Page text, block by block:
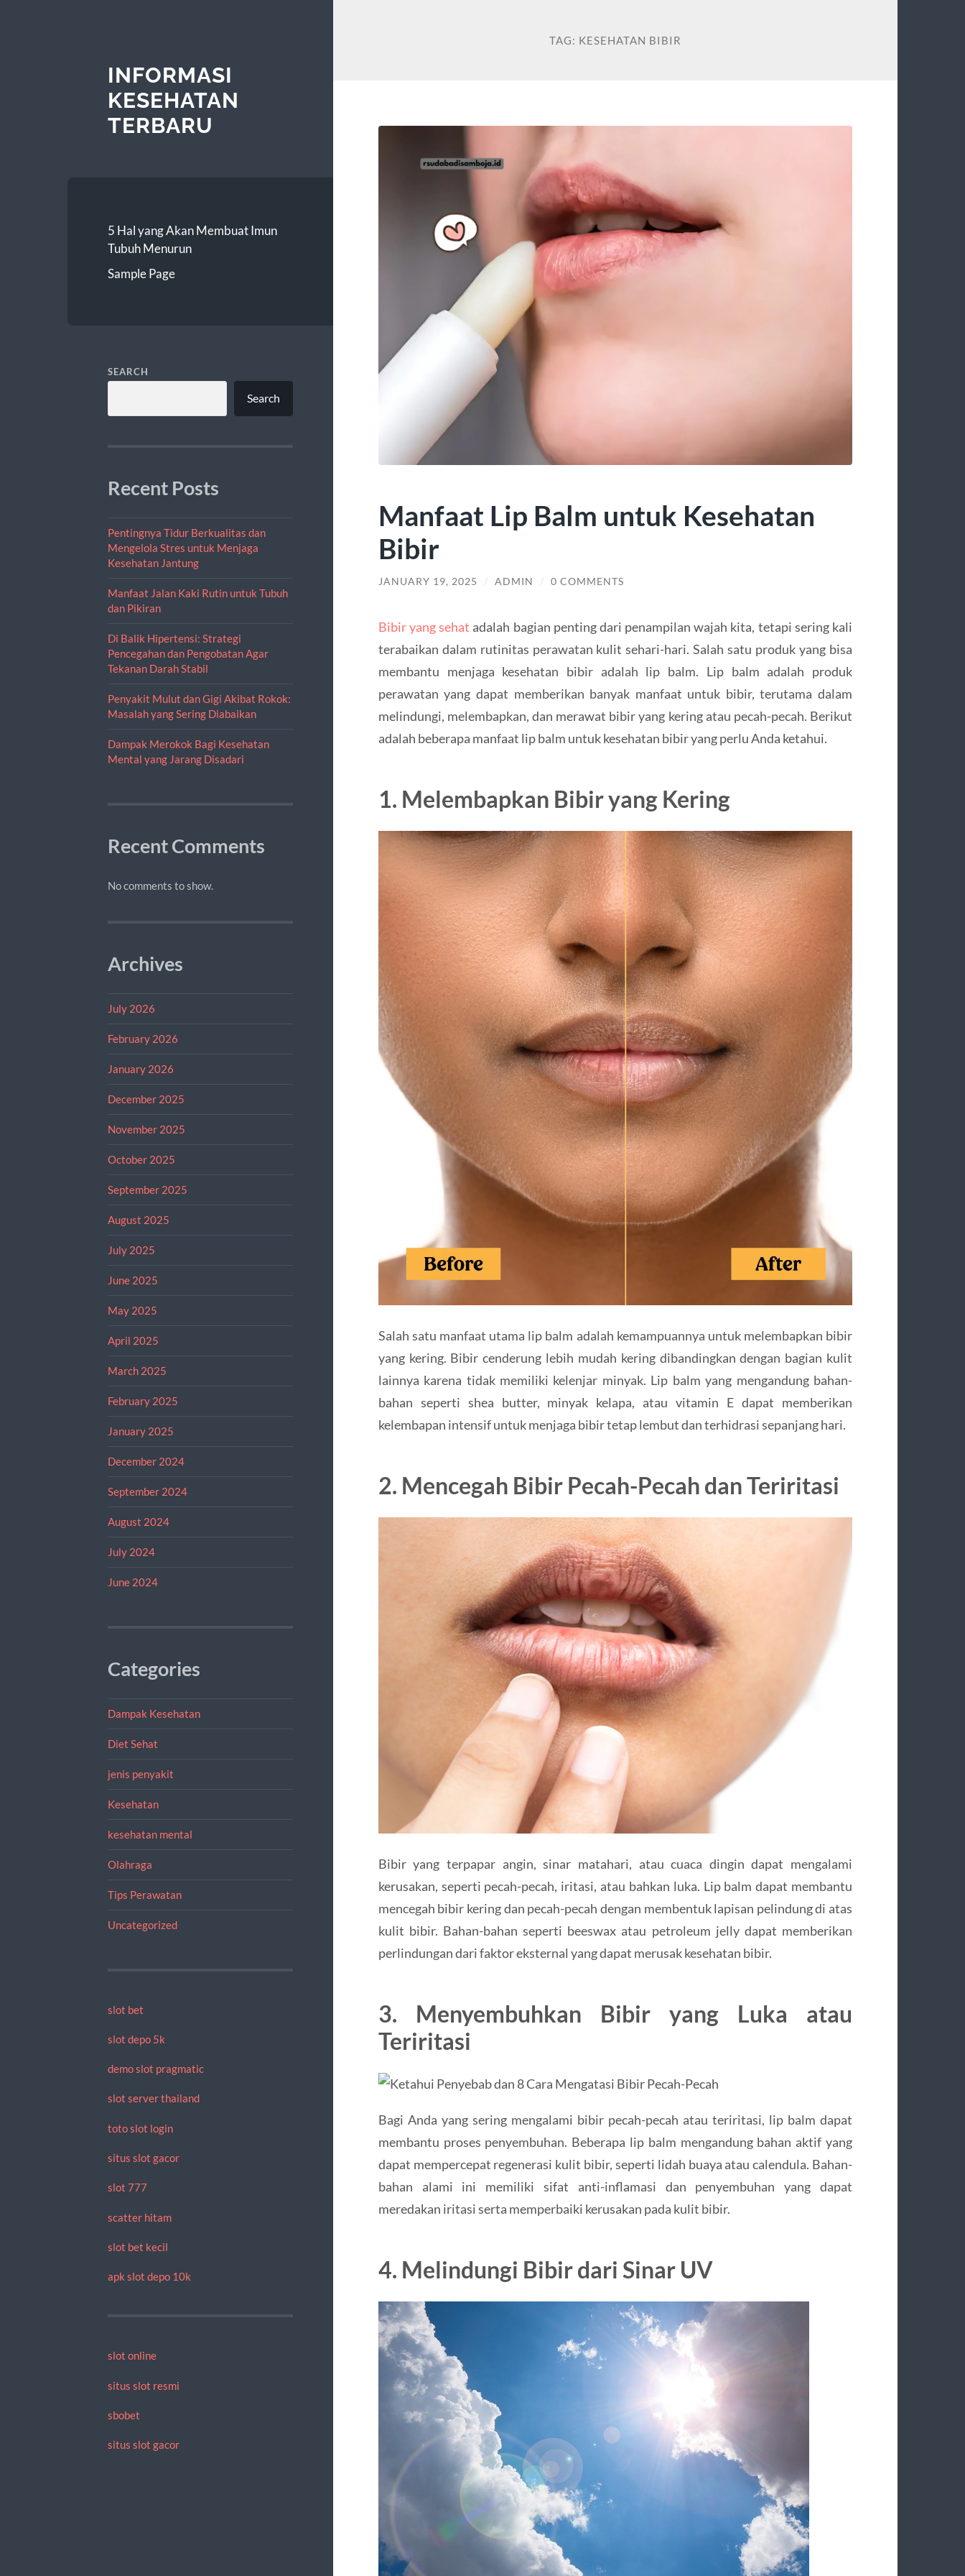
INFORMASI
KESEHATAN
TERBARU
5 Hal yang Akan Membuat Imun
Tubuh Menurun
Sample Page
SEARCH
Search
Recent Posts
Pentingnya Tidur Berkualitas dan
Mengelola Stres untuk Menjaga
Kesehatan Jantung
Manfaat Jalan Kaki Rutin untuk Tubuh
dan Pikiran
Di Balik Hipertensi: Strategi
Pencegahan dan Pengobatan Agar
Tekanan Darah Stabil
Penyakit Mulut dan Gigi Akibat Rokok:
Masalah yang Sering Diabaikan
Dampak Merokok Bagi Kesehatan
Mental yang Jarang Disadari
Recent Comments
No comments to show.
Archives
July 2026
February 2026
January 2026
December 2025
November 2025
October 2025
September 2025
August 2025
July 2025
June 2025
May 2025
April 2025
March 2025
February 2025
January 2025
December 2024
September 2024
August 2024
July 2024
June 2024
Categories
Dampak Kesehatan
Diet Sehat
jenis penyakit
Kesehatan
kesehatan mental
Olahraga
Tips Perawatan
Uncategorized
slot bet
slot depo 5k
demo slot pragmatic
slot server thailand
toto slot login
situs slot gacor
slot 777
scatter hitam
slot bet kecil
apk slot depo 10k
slot online
situs slot resmi
sbobet
situs slot gacor
TAG: KESEHATAN BIBIR
Manfaat Lip Balm untuk Kesehatan
Bibir
JANUARY 19, 2025 / ADMIN / 0 COMMENTS
Bibir yang sehat adalah bagian penting dari penampilan wajah kita, tetapi sering kali
terabaikan dalam rutinitas perawatan kulit sehari-hari. Salah satu produk yang bisa
membantu menjaga kesehatan bibir adalah lip balm. Lip balm adalah produk
perawatan yang dapat memberikan banyak manfaat untuk bibir, terutama dalam
melindungi, melembapkan, dan merawat bibir yang kering atau pecah-pecah. Berikut
adalah beberapa manfaat lip balm untuk kesehatan bibir yang perlu Anda ketahui.
1. Melembapkan Bibir yang Kering
Salah satu manfaat utama lip balm adalah kemampuannya untuk melembapkan bibir
yang kering. Bibir cenderung lebih mudah kering dibandingkan dengan bagian kulit
lainnya karena tidak memiliki kelenjar minyak. Lip balm yang mengandung bahan-
bahan seperti shea butter, minyak kelapa, atau vitamin E dapat memberikan
kelembapan intensif untuk menjaga bibir tetap lembut dan terhidrasi sepanjang hari.
2. Mencegah Bibir Pecah-Pecah dan Teriritasi
Bibir yang terpapar angin, sinar matahari, atau cuaca dingin dapat mengalami
kerusakan, seperti pecah-pecah, iritasi, atau bahkan luka. Lip balm dapat membantu
mencegah bibir kering dan pecah-pecah dengan membentuk lapisan pelindung di atas
kulit bibir. Bahan-bahan seperti beeswax atau petroleum jelly dapat memberikan
perlindungan dari faktor eksternal yang dapat merusak kesehatan bibir.
3. Menyembuhkan Bibir yang Luka atau
Teriritasi
Bagi Anda yang sering mengalami bibir pecah-pecah atau teriritasi, lip balm dapat
membantu proses penyembuhan. Beberapa lip balm mengandung bahan aktif yang
dapat mempercepat regenerasi kulit bibir, seperti lidah buaya atau calendula. Bahan-
bahan alami ini memiliki sifat anti-inflamasi dan penyembuhan yang dapat
meredakan iritasi serta memperbaiki kerusakan pada kulit bibir.
4. Melindungi Bibir dari Sinar UV